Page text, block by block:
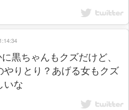
黒ちゃんもクズだけど、
りとり？あげる女もクズ
いな